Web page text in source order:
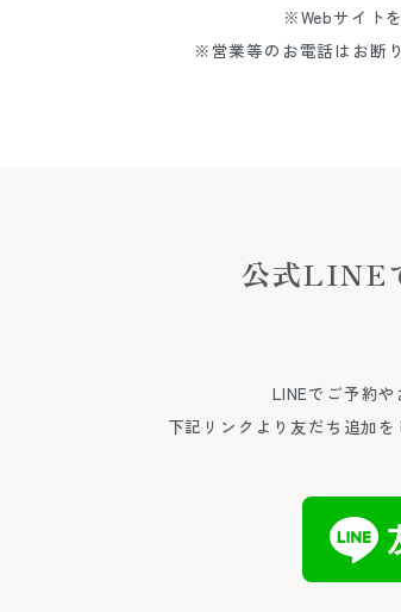
※Webサイト
※営業等のお電話はお断
公式LINE
LINEでご予約や
下記リンクより友だち追加